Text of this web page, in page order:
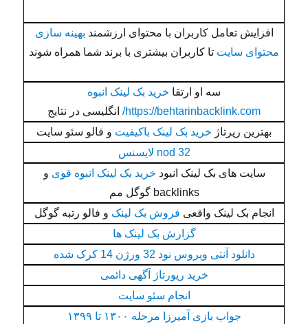
افزایش تعامل کاربران با محتوای ارزشمند بهینه سازی
محتوای سایت تا کاربران بیشتری با برند شما همراه شوند
سه او ارتقا خرید بک لینک انبوه
https://behtarinbacklink.com/
انگلیسی در نتایج
بهترین رپرتاژ خرید بک لینک باکیفیت و فالو سئو سایت
nod 32 لایسنس
سایت های بک لینک انبود خرید بک لینک انبوه قوی و
backlinks گوگل مم
انجام بک لینک واقعی فروش بک لینک و فالو رتبه گوگل
گزارش بک لینک ها
دانلود آنتی ویروس نود 32 ورژن 14 کرک شده
خرید رپورتاژ آگهی دائمی
انجام سئو سایت
جواب بازی آمیرزا مرحله ۱۳۰۰ تا ۱۳۹۹